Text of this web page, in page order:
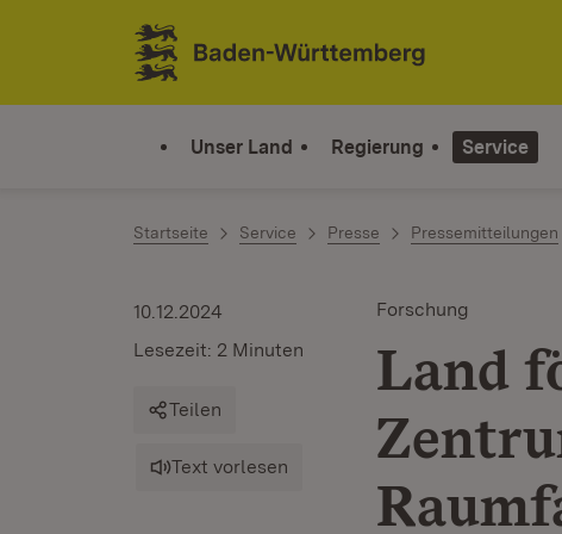
Zum Inhalt springen
Link zur Startseite
Unser Land Regierung Service
Startseite Service Presse Pressemitteilungen
Forschung
Land
10.12.2024
Lesezeit: 2 Minuten
Teilen
Text vorlesen